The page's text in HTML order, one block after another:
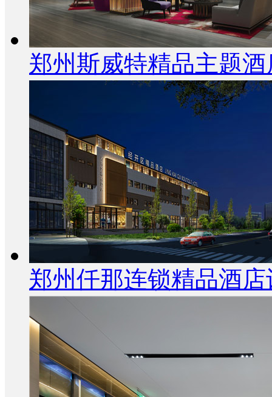
郑州斯威特精品主题
郑州仟那连锁精品酒店